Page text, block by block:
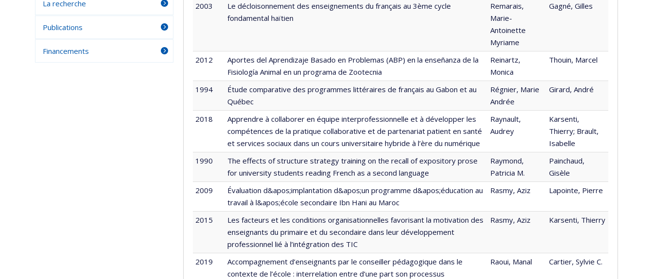
2003
Le décloisonnement des enseignements du français au 3ème cycle
fondamental haïtien
Remarais,
Marie-
Antoinette
Myriame
Gagné, Gilles
2012
Aportes del Aprendizaje Basado en Problemas (ABP) en la enseñanza de la
Fisiología Animal en un programa de Zootecnia
Reinartz,
Monica
Thouin, Marcel
1994
Étude comparative des programmes littéraires de français au Gabon et au
Québec
Régnier, Marie
Andrée
Girard, André
2018
Apprendre à collaborer en équipe interprofessionnelle et à développer les
compétences de la pratique collaborative et de partenariat patient en santé
et services sociaux dans un cours universitaire hybride à l’ère du numérique
Raynault,
Audrey
Karsenti,
Thierry; Brault,
Isabelle
1990
The effects of structure strategy training on the recall of expository prose
for university students reading French as a second language
Raymond,
Patricia M.
Painchaud,
Gisèle
2009
Évaluation d&apos;implantation d&apos;un programme d&apos;éducation au
travail à l&apos;école secondaire Ibn Hani au Maroc
Rasmy, Aziz Lapointe, Pierre
2015
Les facteurs et les conditions organisationnelles favorisant la motivation des
enseignants du primaire et du secondaire dans leur développement
professionnel lié à l’intégration des TIC
Rasmy, Aziz Karsenti, Thierry
2019
Accompagnement d’enseignants par le conseiller pédagogique dans le
contexte de l’école : interrelation entre d’une part son processus
Raoui, Manal Cartier, Sylvie C.
La recherche
Publications
Financements